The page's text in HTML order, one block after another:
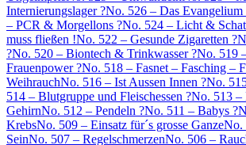
Internierungslager ?No. 526 – Das Evangelium
– PCR & Morgellons ?No. 524 – Licht &
muss fließen !No. 522 – Gesunde Zigaretten ?
?No. 520 – Biontech & Trinkwasser ?No. 519
Frauenpower ?No. 518 – Fasnet – Fasching –
WeihrauchNo. 516 – Ist Aussen Innen ?No.
514 – Blutgruppe und Fleischessen ?No. 513 –
GehirnNo. 512 – Pendeln ?No. 511 – Babys ?
KrebsNo. 509 – Einsatz für´s grosse GanzeNo.
SeinNo. 507 – RegelschmerzenNo. 506 –